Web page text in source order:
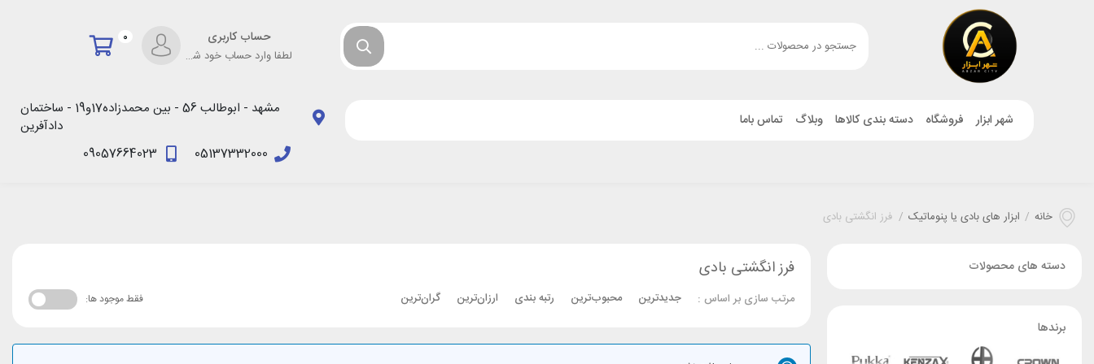
حساب کاربری
لطفا وارد حساب خود شوید!
0
شهر ابزار فروشگاه دسته بندی کالاها وبلاگ تماس باما
مشهد - ابوطالب 56 - بین محمدزاده17و19 - ساختمان
دادآفرین
05137332000
09057664023
خانه / ابزار های بادی یا پنوماتیک / فرز انگشتی بادی
فرز انگشتی بادی
مرتب سازی بر اساس : جدیدترین محبوب‌ترین رتبه بندی ارزان‌ترین گران‌ترین فقط موجود ها:
دسته های محصولات
برندها